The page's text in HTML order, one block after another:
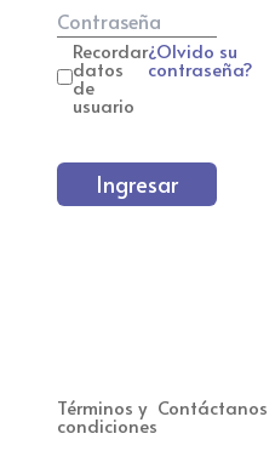
Recordar
datos
de
usuario
¿Olvido su
contraseña?
Ingresar
Términos y
condiciones
Contáctanos